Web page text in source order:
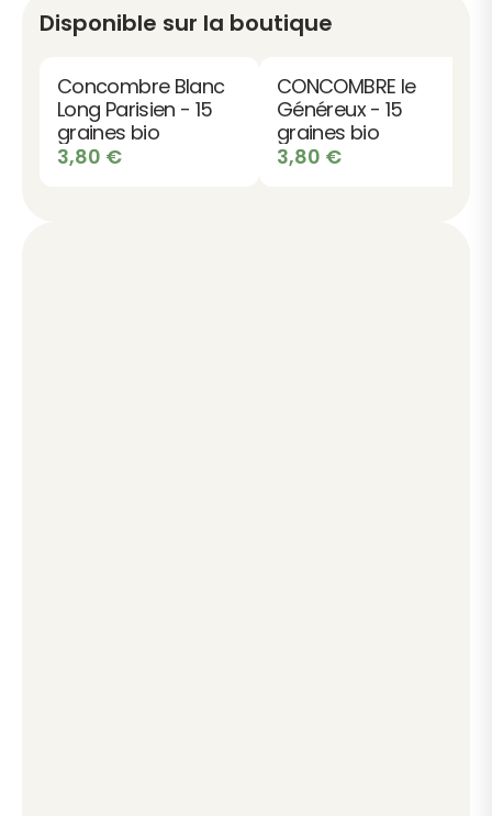
Disponible sur la boutique
Concombre Blanc
Long Parisien - 15
graines bio
3,80 €
CONCOMBRE le
Généreux - 15
graines bio
3,80 €